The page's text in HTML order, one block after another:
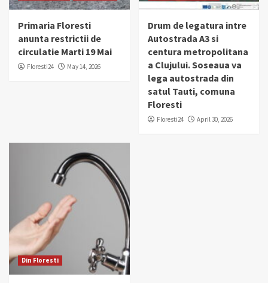
Primaria Floresti
anunta restrictii de
circulatie Marti 19 Mai
Floresti24 May 14, 2026
Drum de legatura intre
Autostrada A3 si
centura metropolitana
a Clujului. Soseaua va
lega autostrada din
satul Tauti, comuna
Floresti
Floresti24 April 30, 2026
Din Floresti